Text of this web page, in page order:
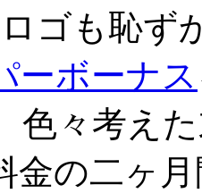
ゴも恥ず
ーボーナス
色々考え
金の二ヶ